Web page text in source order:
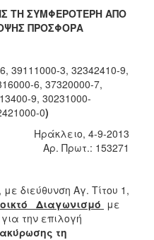
ΤΗ ΣΥΜΦΕΡΟΤΕΡΗ ΑΠΟ
ΠΡΟΣΦΟΡΑ
39111000-3, 32342410-9,
6, 37320000-7,
9, 30231000-
0)
Ηράκλειο, 4-9-2013
Αρ. Πρωτ.: 153271
διεύθυνση Αγ. Τίτου 1,
Διαγωνισμό με
την επιλογή
τη